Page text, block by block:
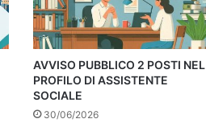
AVVISO PUBBLICO 2 POSTI NEL
PROFILO DI ASSISTENTE
SOCIALE
30/06/2026